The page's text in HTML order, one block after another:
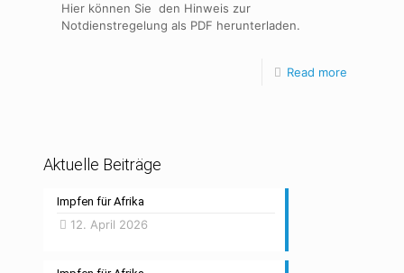
Hier können Sie den Hinweis zur
Notdienstregelung als PDF herunterladen.
Read more
Aktuelle Beiträge
Impfen für Afrika
12. April 2026